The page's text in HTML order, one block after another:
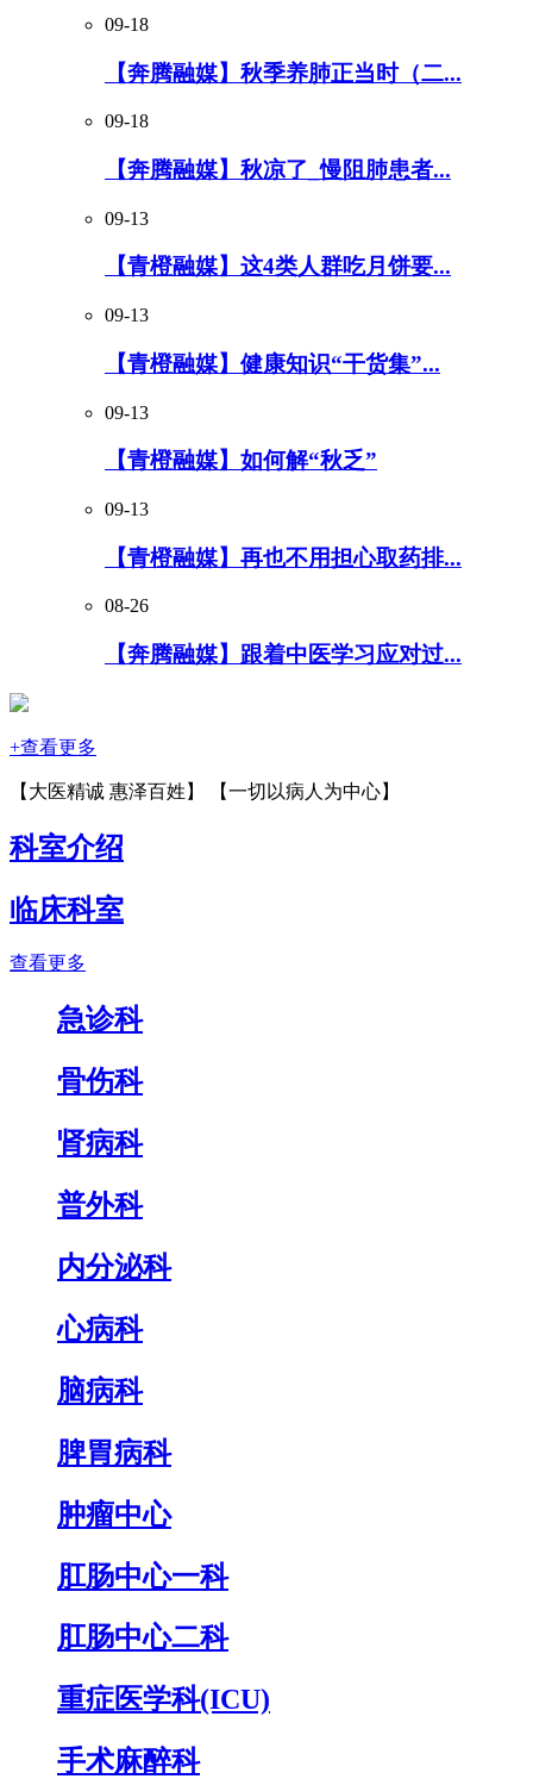
09-18
【奔腾融媒】秋季养肺正当时（二...
09-18
【奔腾融媒】秋凉了_慢阻肺患者...
09-13
【青橙融媒】这4类人群吃月饼要...
09-13
【青橙融媒】健康知识“干货集”...
09-13
【青橙融媒】如何解“秋乏”
09-13
【青橙融媒】再也不用担心取药排...
08-26
【奔腾融媒】跟着中医学习应对过...
+查看更多
【大医精诚 惠泽百姓】 【一切以病人为中心】
科室介绍
临床科室
查看更多
急诊科
骨伤科
肾病科
普外科
内分泌科
心病科
脑病科
脾胃病科
肿瘤中心
肛肠中心一科
肛肠中心二科
重症医学科(ICU)
手术麻醉科